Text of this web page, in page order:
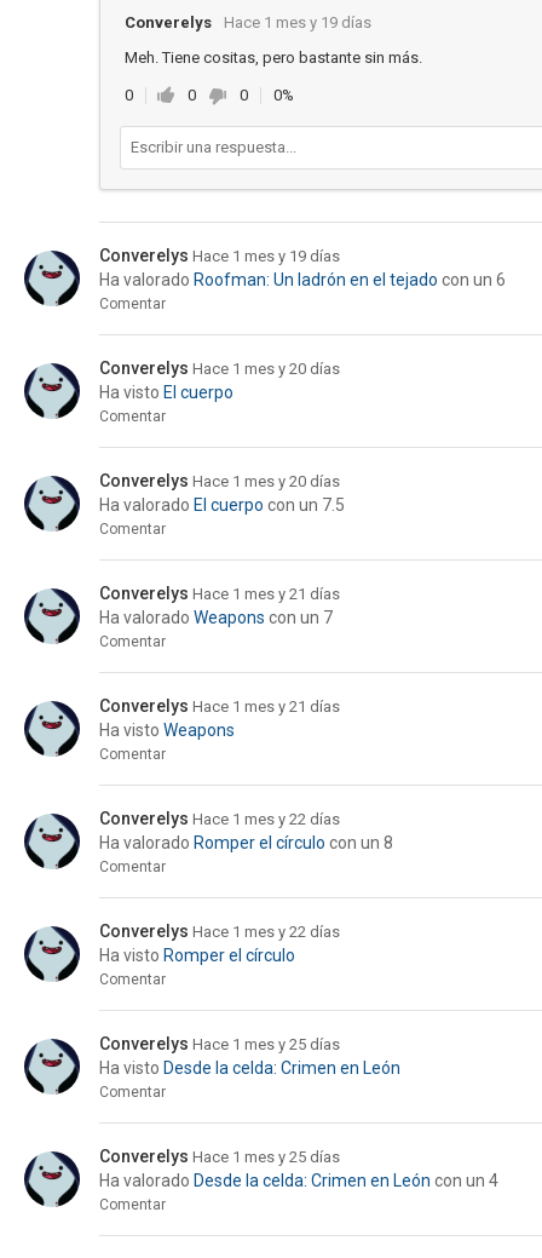
Converelys
Hace 1 mes y 19 días
Meh. Tiene cositas, pero bastante sin más.
0 0 0 0%
Converelys Hace 1 mes y 19 días
Ha valorado Roofman: Un ladrón en el tejado con un 6
Comentar
Converelys Hace 1 mes y 20 días
Ha visto El cuerpo
Comentar
Converelys Hace 1 mes y 20 días
Ha valorado El cuerpo con un 7.5
Comentar
Converelys Hace 1 mes y 21 días
Ha valorado Weapons con un 7
Comentar
Converelys Hace 1 mes y 21 días
Ha visto Weapons
Comentar
Converelys Hace 1 mes y 22 días
Ha valorado Romper el círculo con un 8
Comentar
Converelys Hace 1 mes y 22 días
Ha visto Romper el círculo
Comentar
Converelys Hace 1 mes y 25 días
Ha visto Desde la celda: Crimen en León
Comentar
Converelys Hace 1 mes y 25 días
Ha valorado Desde la celda: Crimen en León con un 4
Comentar